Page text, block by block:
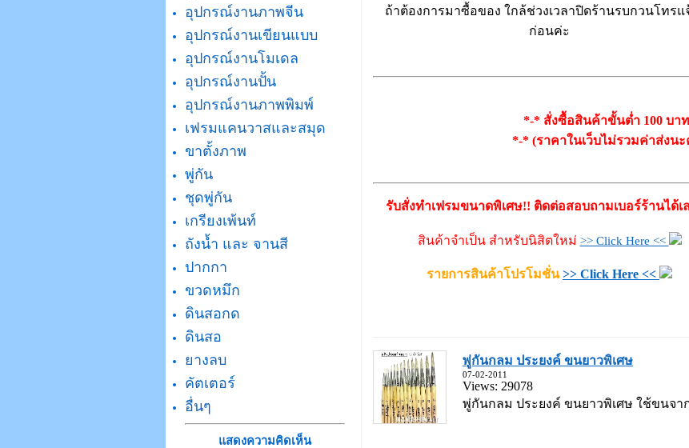
อุปกรณ์งานภาพจีน
อุปกรณ์งานเขียนแบบ
อุปกรณ์งานโมเดล
อุปกรณ์งานปั้น
อุปกรณ์งานภาพพิมพ์
เฟรมแคนวาสและสมุด
ขาตั้งภาพ
พู่กัน
ชุดพู่กัน
เกรียงเพ้นท์
ถังน้ำ และ จานสี
ปากกา
ขวดหมึก
ดินสอกด
ดินสอ
ยางลบ
คัตเตอร์
อื่นๆ
แสดงความคิดเห็น
ถ้าต้องการมาซื้อของ ใกล้ช่วงเวลาปิดร้านรบกวนโทรแ
ก่อนค่ะ
*-* สั่งซื้อสินค้าขั้นต่ำ 100 บา
*-* (ราคาในเว็บไม่รวมค่าส่งน
รับสั่งทำเฟรมขนาดพิเศษ!! ติดต่อสอบถามเบอร์ร้านได้เ
สินค้าจำเป็น สำหรับนิสิตใหม่ >> Click Here <<
รายการสินค้าโปรโมชั่น>> Click Here <<
พู่กันกลม ประยงค์ ขนยาวพิเศษ
07-02-2011
Views: 29078
พู่กันกลม ประยงค์ ขนยาวพิเศษ ใช้ขนจา